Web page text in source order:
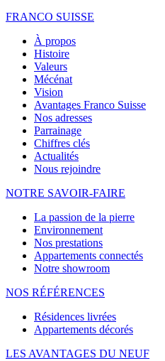
FRANCO SUISSE
À propos
Histoire
Valeurs
Mécénat
Vision
Avantages Franco Suisse
Nos adresses
Parrainage
Chiffres clés
Actualités
Nous rejoindre
NOTRE SAVOIR-FAIRE
La passion de la pierre
Environnement
Nos prestations
Appartements connectés
Notre showroom
NOS RÉFÉRENCES
Résidences livrées
Appartements décorés
LES AVANTAGES DU NEUF